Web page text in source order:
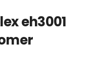
eh3001